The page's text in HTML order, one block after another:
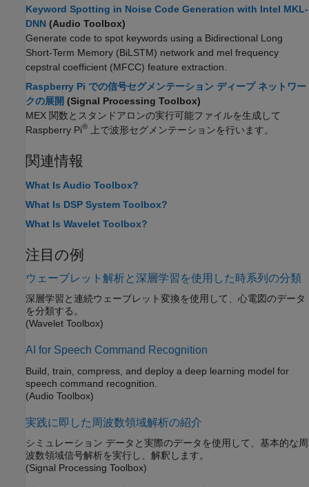
Keyword Spotting in Noise Code Generation with Intel MKL-
DNN (Audio Toolbox)
Generate code to spot keywords using a Bidirectional Long
Short-Term Memory (BiLSTM) network and mel frequency
cepstral coefficient (MFCC) feature extraction.
Raspberry Pi での信号セグメンテーション ディープ ネットワー
クの展開 (Signal Processing Toolbox)
MEX 関数とスタンドアロンの実行可能ファイルを生成して
Raspberry Pi® 上で波形セグメンテーションを行います。
関連情報
What Is Audio Toolbox?
What Is DSP System Toolbox?
What Is Wavelet Toolbox?
注目の例
ウェーブレット解析と深層学習を使用した時系列の分類
深層学習と連続ウェーブレット変換を使用して、心電図のデータ
を分類する。
(Wavelet Toolbox)
AI for Speech Command Recognition
Build, train, compress, and deploy a deep learning model for
speech command recognition.
(Audio Toolbox)
実践に即した周波数領域解析の紹介
シミュレーション データと実際のデータを使用して、基本的な周
波数領域信号解析を実行し、解釈します。
(Signal Processing Toolbox)